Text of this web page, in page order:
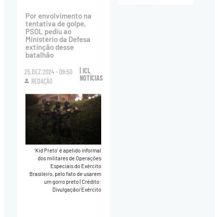
Por envolvimento na
tentativa de golpe,
PSOL pediu ao
Ministério da Defesa
extinção desse
batalhão
25.DEZ.2024 - 09:50
REDAÇÃO
| ICL
NOTÍCIAS
‘Kid Preto’ é apelido informal
dos militares de Operações
Especiais do Exército
Brasileiro, pelo fato de usarem
um gorro preto Crédito:
Divulgação/Exército